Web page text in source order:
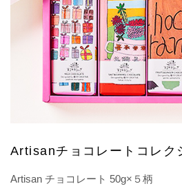
Artisanチョコレートコレク
Artisan チョコレート 50g×５柄